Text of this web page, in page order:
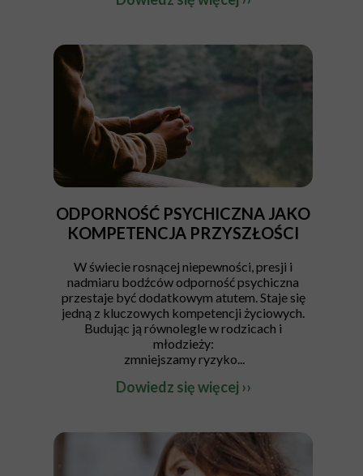
ODPORNOŚĆ PSYCHICZNA JAKO
KOMPETENCJA PRZYSZŁOŚCI
W świecie rosnącej niepewności, presji i
nadmiaru bodźców odporność psychiczna
przestaje być dodatkowym atutem. Staje się
jedną z kluczowych kompetencji życiowych.
Budując ją równolegle w rodzicach i
młodzieży:
zmniejszamy ryzyko...
Dowiedz się więcej ››